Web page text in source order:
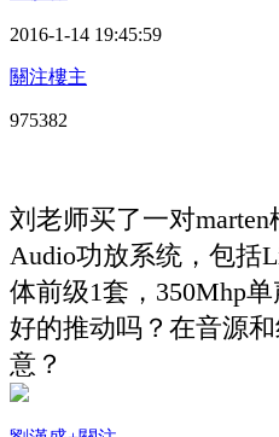
2016-1-14 19:45:59
關注樓主
975382
刘老师买了一对
Audio功放系统，包括
体前级1套，350Mhp
好的推动吗？在音源
意？